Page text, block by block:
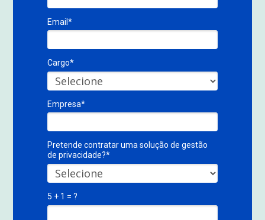
Email*
Cargo*
Empresa*
Pretende contratar uma solução de gestão
de privacidade?*
5 + 1 = ?